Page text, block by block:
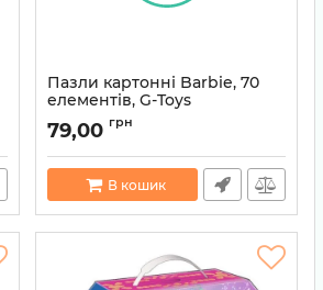
Пазли картонні Barbie, 70
елементів, G-Toys
Артикул: 4824687637146
79,00 грн
В кошик